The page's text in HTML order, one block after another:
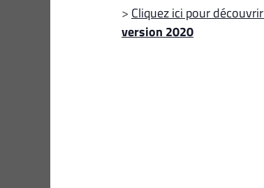
> Cliquez ici pour découvrir
version 2020